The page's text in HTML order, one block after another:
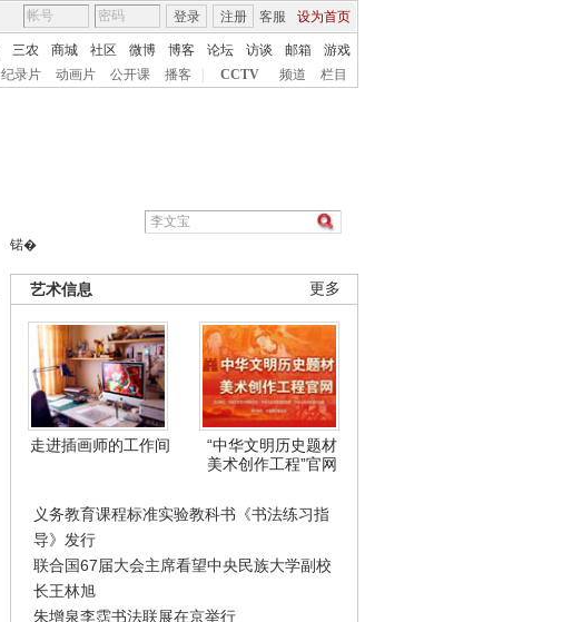
客服 设为首页
登录 注册
三农 商城 社区 微博 博客 论坛 访谈 邮箱
游戏
纪录片 动画片 公开课 播客 CCTV 频道 栏目
锘�
更多
艺术信息
走进插画师的工作间
“中华文明历史题材
美术创作工程”官网
义务教育课程标准实验教科书《书法练习指
导》发行
联合国67届大会主席看望中央民族大学副校
长王林旭
朱增泉李霑书法联展在京举行